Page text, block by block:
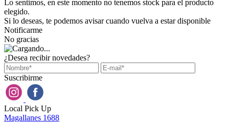
Lo sentimos, en este momento no tenemos stock para el producto
elegido.
Si lo deseas, te podemos avisar cuando vuelva a estar disponible
Notificarme
No gracias
¿Desea recibir novedades?
Suscribirme
Local Pick Up
Magallanes 1688